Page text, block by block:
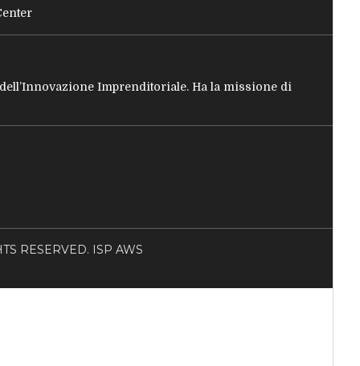
Imprenditoriale. Ha la missione di
RESERVED. ISP AWS